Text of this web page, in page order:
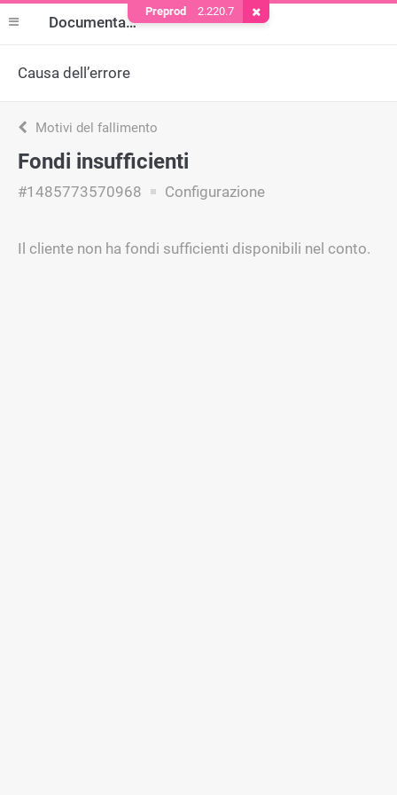
Documentazione
Causa dell’errore
Motivi del fallimento
Fondi insufficienti
#1485773570968 Configurazione
Il cliente non ha fondi sufficienti disponibili nel conto.
Preprod 2.220.7 Rimuovere il cookie